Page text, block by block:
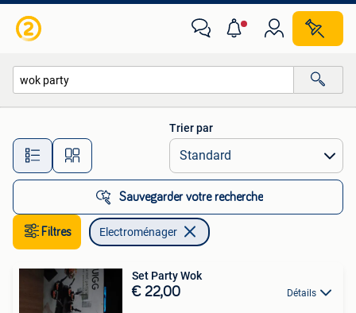
Toutes les distances…
Trier par
Sauvegarder votre recherche
Filtres Electroménager
Set Party Wok
€ 22,00 Détails